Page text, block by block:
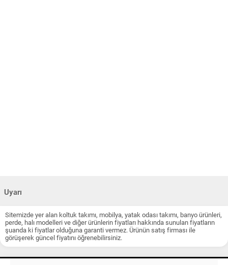
Uyarı
Sitemizde yer alan koltuk takımı, mobilya, yatak odası takımı, banyo ürünleri,
perde, halı modelleri ve diğer ürünlerin fiyatları hakkında sunulan fiyatların
şuanda ki fiyatlar olduğuna garanti vermez. Ürünün satış firması ile
görüşerek güncel fiyatını öğrenebilirsiniz.